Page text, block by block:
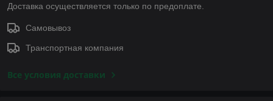
Доставка осуществляется только по предоплате.
Самовывоз
Транспортная компания
Все условия доставки